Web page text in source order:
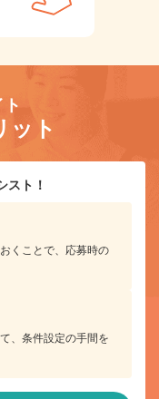
ット
スト！
くことで、応募時の
、条件設定の手間を